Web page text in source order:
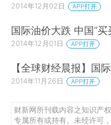
2014年12月02日 APP打开
国际油价大跌 中国“买
2014年12月01日 APP打开
【全球财经晨报】国
2014年11月26日 APP打开
财新网所刊载内容之知识产
专属所有或持有。未经许可